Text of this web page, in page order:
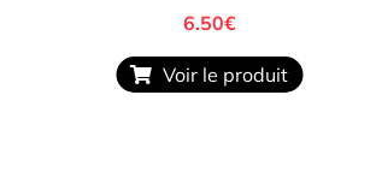
6.50€
Voir le produit